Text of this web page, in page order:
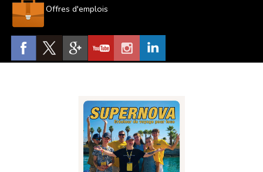
Offres d'emplois